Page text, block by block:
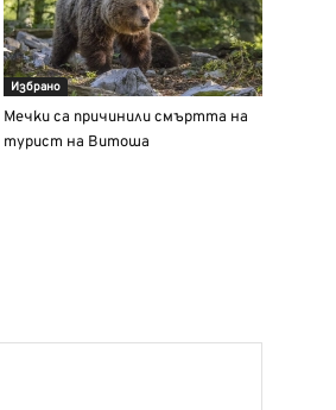
Избрано
Мечки са причинили смъртта на
турист на Витоша